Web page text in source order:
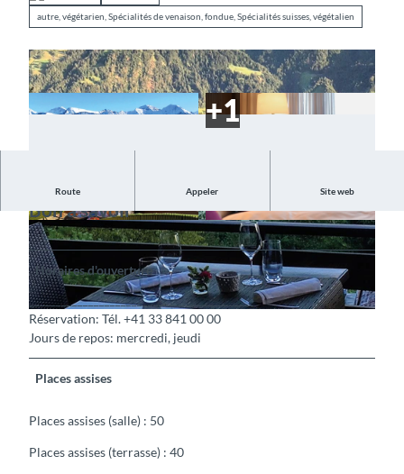
autre, végétarien, Spécialités de venaison, fondue, Spécialités suisses, végétalien
©CC-BY-SA
©CC-BY-SA CC-BY-SA
Route Appeler Site web
Bon à savoir
Horaires d'ouverture
_________________________________________
Réservation: Tél. +41 33 841 00 00
Jours de repos: mercredi, jeudi
Places assises
Places assises (salle) : 50
Places assises (terrasse) : 40